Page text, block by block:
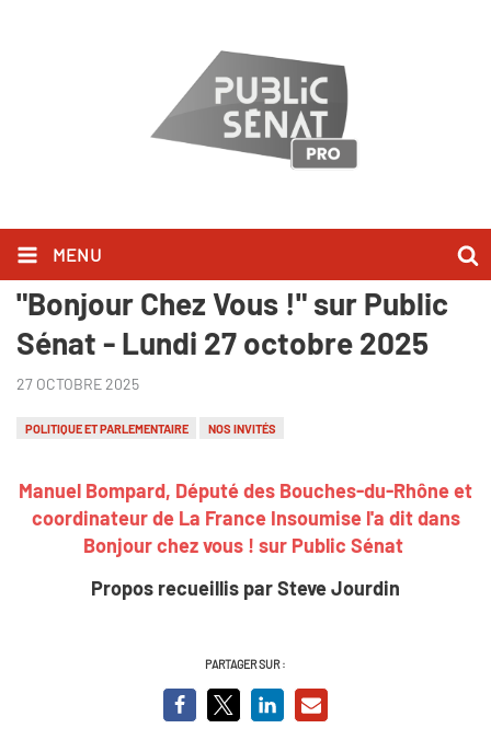
MENU
Manuel Bompard l'a dit dans
"Bonjour Chez Vous !" sur Public
Sénat - Lundi 27 octobre 2025
27 OCTOBRE 2025
POLITIQUE ET PARLEMENTAIRE NOS INVITÉS
Manuel Bompard, Député des Bouches-du-Rhône et
coordinateur de La France Insoumise l'a dit dans
Bonjour chez vous ! sur Public Sénat
Propos recueillis par Steve Jourdin
PARTAGER SUR :